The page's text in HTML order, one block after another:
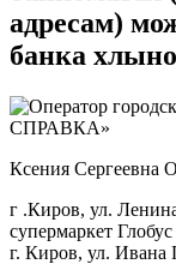
адресам)
банка
Ксения Сергеевна
г .Киров, ул.
супермаркет Глобус
г. Киров, ул. Ивана